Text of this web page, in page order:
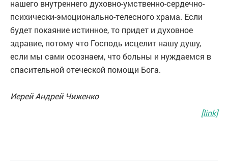
нашего внутреннего духовно-умственно-сердечно-
психически-эмоционально-телесного храма. Если
будет покаяние истинное, то придет и духовное
здравие, потому что Господь исцелит нашу душу,
если мы сами осознаем, что больны и нуждаемся в
спасительной отеческой помощи Бога.
Иерей Андрей Чиженко
[link]